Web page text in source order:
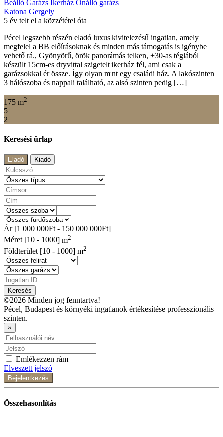
Beálló Garázs Ikerház Önálló garázs
Katona Gergely
5 év telt el a közzététel óta
Pécel legszebb részén eladó luxus kivitelezésű ingatlan, amely
megfelel a BB előírásoknak és minden más támogatás is igénybe
vehető rá., Gyönyörű, örök panorámás telken, +30-as téglából
készült 15cm-es dryvittal szigetelt ikerház fél, ami csak a
garázsokkal ér össze. Így olyan mint egy családi ház. A lakószinten
3 hálószoba és nappali található, az alsó szinten pedig […]
175 m2
5
2
Keresési űrlap
Eladó Kiadó
Ár [1 000 000Ft - 150 000 000Ft]
Méret [10 - 1000] m2
Földterület [10 - 1000] m2
Keresés
©2026 Minden jog fenntartva!
Pécel, Budapest és környéki ingatlanok értékesítése professzionális
szinten.
×
Emlékezzen rám
Elveszett jelszó
Bejelentkezés
Összehasonlítás